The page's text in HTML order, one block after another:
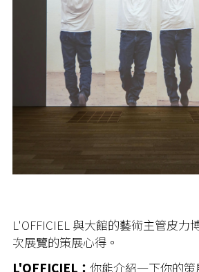
L'OFFICIEL 與大館的藝術主管皮力
次展覽的策展心得。
L'OFFICIEL： 你能介紹一下你的策